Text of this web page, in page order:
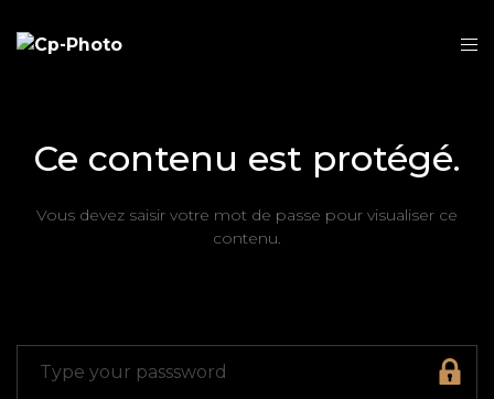
Ce contenu est protégé.
Vous devez saisir votre mot de passe pour visualiser ce
contenu.